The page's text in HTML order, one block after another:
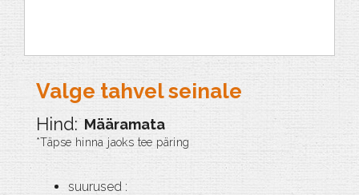
Valge tahvel seinale
Määramata
suurused :